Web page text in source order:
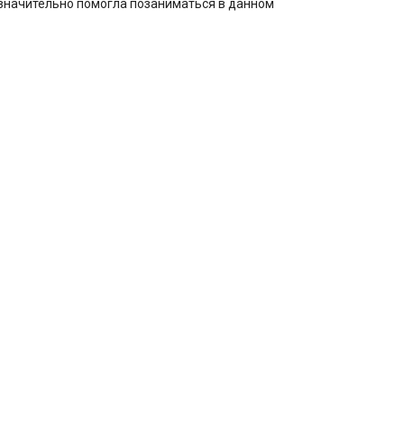
помогла позаниматься в данном